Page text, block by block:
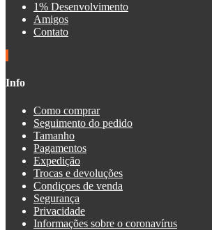
1% Desenvolvimento
Amigos
Contato
Info
Como comprar
Seguimento do pedido
Tamanho
Pagamentos
Expedição
Trocas e devoluções
Condiçoes de venda
Segurança
Privacidade
Informações sobre o coronavírus